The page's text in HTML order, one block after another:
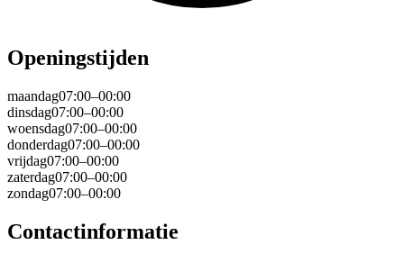
Openingstijden
maandag07:00–00:00
dinsdag07:00–00:00
woensdag07:00–00:00
donderdag07:00–00:00
vrijdag07:00–00:00
zaterdag07:00–00:00
zondag07:00–00:00
Contactinformatie